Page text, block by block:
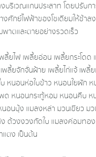
บริเวณแกนประสาท โดยปรับก
ศักย์ไฟฟ้าของโซเดียมให้ช้าล
พาตและตายอย่างรวดเร็ว
ลี้ยไฟ เพลี้ยอ่อน เพลี้ยกระโดด
ลี้ยจักจั่นฝ้าย เพลี้ยไก่แจ้ เพลี้
หนอนห่อใบข้าว หนอนใยผัก
ด หนอนกระทู้หอม หนอนคืบ หน
อนบุ้ง แมลงหล่า มวนเขียว มว
ด้วงงวงกัดใบ แมลงค่อมทอง
แตง เป็นต้น